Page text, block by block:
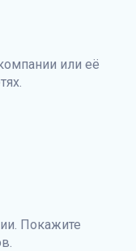
или её
Покажите